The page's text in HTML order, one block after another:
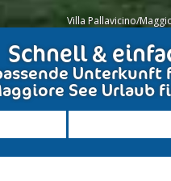
Villa Pallavicino/
Schnell &
Unterkunft
See Urlaub